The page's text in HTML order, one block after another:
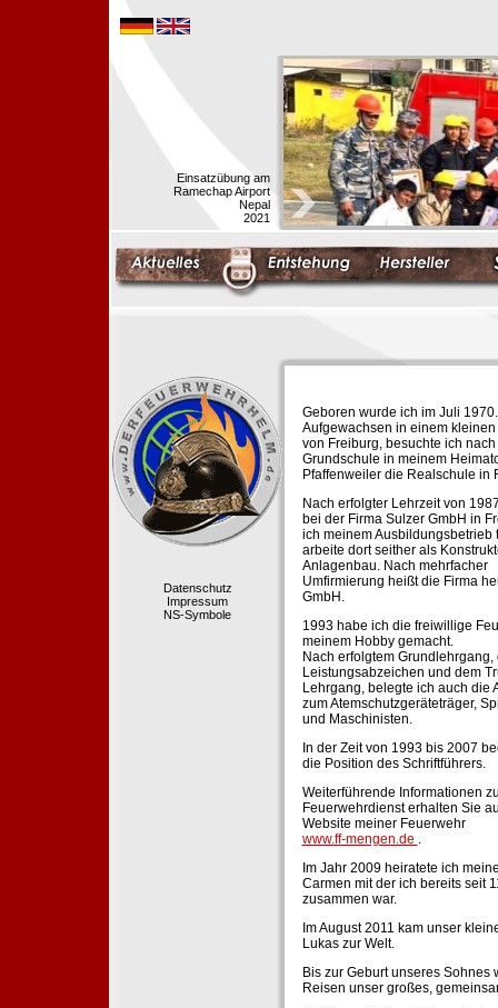
Einsatzübung am
Ramechap Airport
Nepal
2021
Datenschutz
Impressum
NS-Symbole
Geboren wurde ich im Juli 1970.
Aufgewachsen in einem kleinen
von Freiburg, besuchte ich nach
Grundschule in meinem
Pfaffenweiler die Realschule in
Nach erfolgter Lehrzeit von
bei der Firma Sulzer GmbH in
ich meinem Ausbildungsbetrieb
arbeite dort seither als
Anlagenbau. Nach mehrfacher
Umfirmierung heißt die Firma
GmbH.
1993 habe ich die freiwillige
meinem Hobby gemacht.
Nach erfolgtem Grundlehrgang,
Leistungsabzeichen und dem
Lehrgang, belegte ich auch die
zum Atemschutzgeräteträger,
und Maschinisten.
In der Zeit von 1993 bis 2007
die Position des Schriftführers.
Weiterführende Informationen
Feuerwehrdienst erhalten Sie
Website meiner Feuerwehr
www.ff-mengen.de .
Im Jahr 2009 heiratete ich
Carmen mit der ich bereits seit
zusammen war.
Im August 2011 kam unser
Lukas zur Welt.
Bis zur Geburt unseres Sohnes
Reisen unser großes,